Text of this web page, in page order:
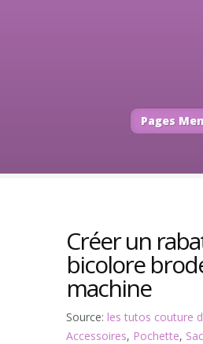
Pages
Créer un
bicolore
machine
Source: les tutos couture
Accessoires, Pochette, Sac